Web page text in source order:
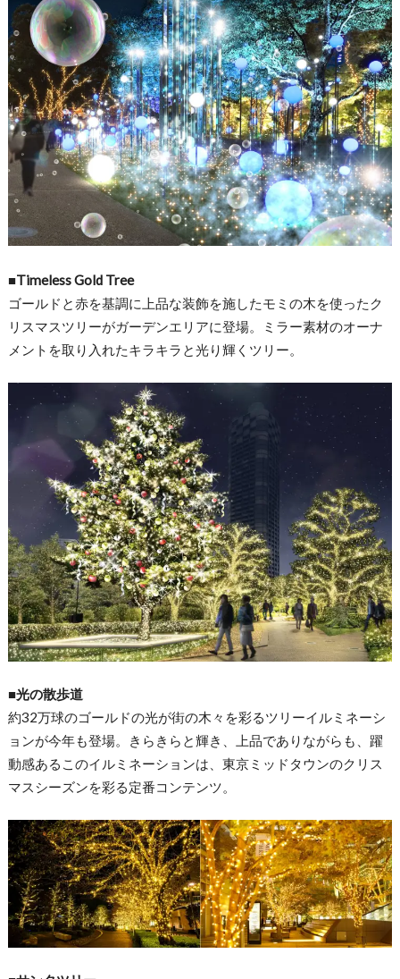
■Timeless Gold Tree
ゴールドと赤を基調に上品な装飾を施したモミの木を使ったク
リスマスツリーがガーデンエリアに登場。
ミラー素材のオーナ
メントを取り入れたキラキラと光り輝くツリー。
■光の散歩道
約32万球のゴールドの光が街の木々を彩るツリーイルミネーシ
ョ ンが今年も登場。きらきらと輝き、上品でありながらも、 躍
動感あるこのイルミネーションは、 東京ミッドタウンのクリス
マスシーズンを彩る定番コンテンツ。